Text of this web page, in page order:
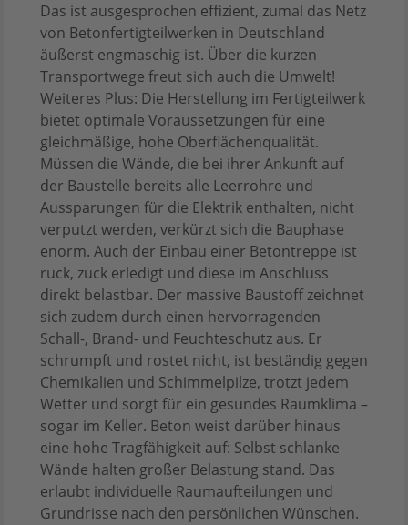
Das ist ausgesprochen effizient, zumal das Netz
von Betonfertigteilwerken in Deutschland
äußerst engmaschig ist. Über die kurzen
Transportwege freut sich auch die Umwelt!
Weiteres Plus: Die Herstellung im Fertigteilwerk
bietet optimale Voraussetzungen für eine
gleichmäßige, hohe Oberflächenqualität.
Müssen die Wände, die bei ihrer Ankunft auf
der Baustelle bereits alle Leerrohre und
Aussparungen für die Elektrik enthalten, nicht
verputzt werden, verkürzt sich die Bauphase
enorm. Auch der Einbau einer Betontreppe ist
ruck, zuck erledigt und diese im Anschluss
direkt belastbar. Der massive Baustoff zeichnet
sich zudem durch einen hervorragenden
Schall-, Brand- und Feuchteschutz aus. Er
schrumpft und rostet nicht, ist beständig gegen
Chemikalien und Schimmelpilze, trotzt jedem
Wetter und sorgt für ein gesundes Raumklima –
sogar im Keller. Beton weist darüber hinaus
eine hohe Tragfähigkeit auf: Selbst schlanke
Wände halten großer Belastung stand. Das
erlaubt individuelle Raumaufteilungen und
Grundrisse nach den persönlichen Wünschen.